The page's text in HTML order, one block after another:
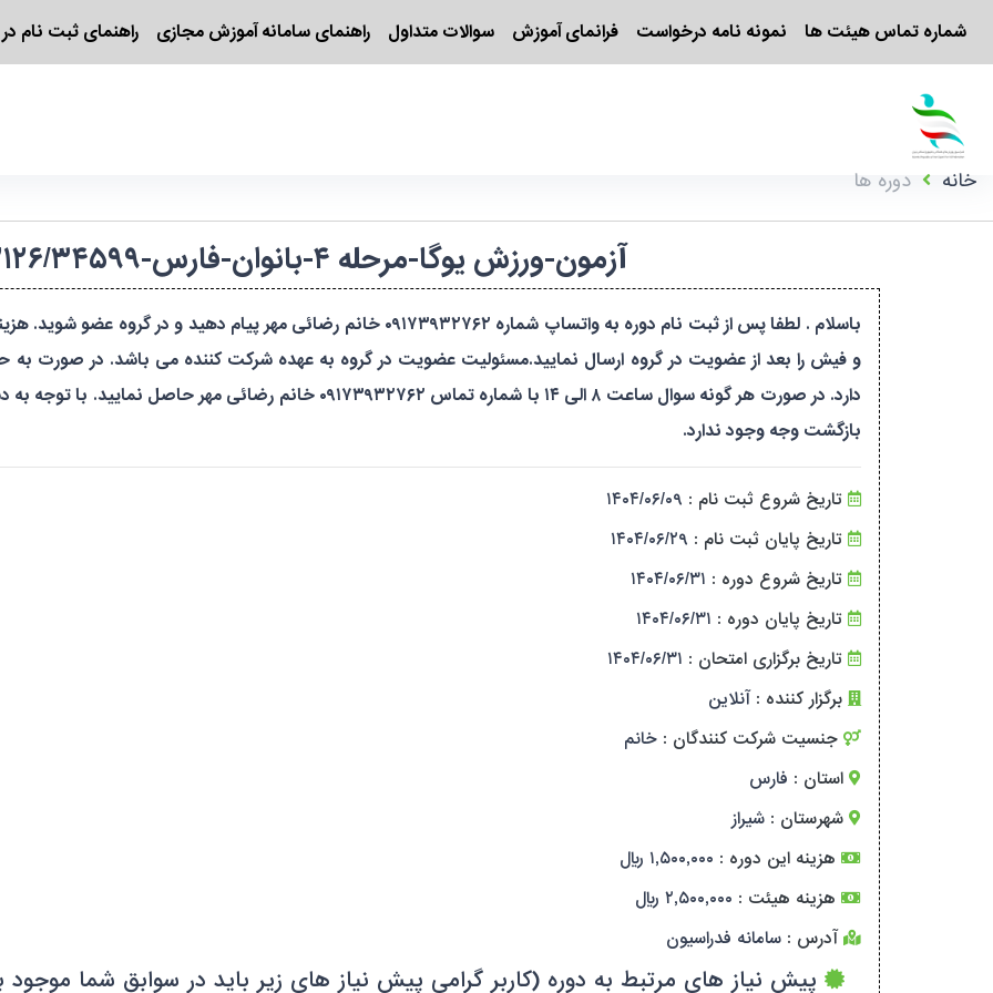
شماره تماس هیئت ها نمونه نامه درخواست فرانمای آموزش سوالات متداول راهنمای سامانه آموزش مجازی راهنمای ثبت نام
خانه دوره ها
آزمون-ورزش یوگا-مرحله ۴-بانوان-فارس-۱۴۰۴۶۹۲۰۲۱۲۶/۳۴۵۹۹
و فیش را بعد از عضویت در گروه ارسال نمایید.مسئولیت عضویت در گروه به عهده شرکت کننده می باشد. در صورت به
دارد. در صورت هر گونه سوال ساعت ۸ الی ۱۴ با شماره تماس ۰۹۱۷۳۹۳۲۷۶۲
بازگشت وجه وجود ندارد.
تاریخ شروع ثبت نام : ۱۴۰۴/۰۶/۰۹
تاریخ پایان ثبت نام : ۱۴۰۴/۰۶/۲۹
تاریخ شروع دوره : ۱۴۰۴/۰۶/۳۱
تاریخ پایان دوره : ۱۴۰۴/۰۶/۳۱
تاریخ برگزاری امتحان : ۱۴۰۴/۰۶/۳۱
برگزار کننده : آنلاین
جنسیت شرکت کنندگان : خانم
استان : فارس
شهرستان : شیراز
هزینه این دوره : ۱,۵۰۰,۰۰۰ ریال
هزینه هیئت : ۲,۵۰۰,۰۰۰ ریال
آدرس : سامانه فدراسیون
پیش نیاز های مرتبط به دوره (کاربر گرامی پیش نیاز های زیر باید در سوابق شما موجود